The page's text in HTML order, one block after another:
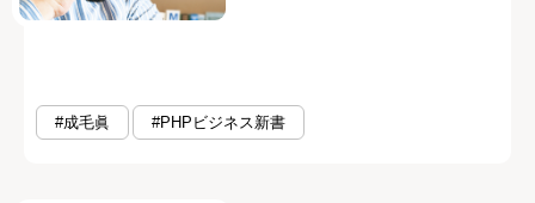
#成毛眞 #PHPビジネス新書